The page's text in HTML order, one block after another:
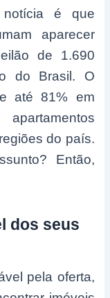
notícia é que
aparecer
de 1.690
do Brasil. O
até 81% em
do país.
Então,
dos seus
pela oferta,